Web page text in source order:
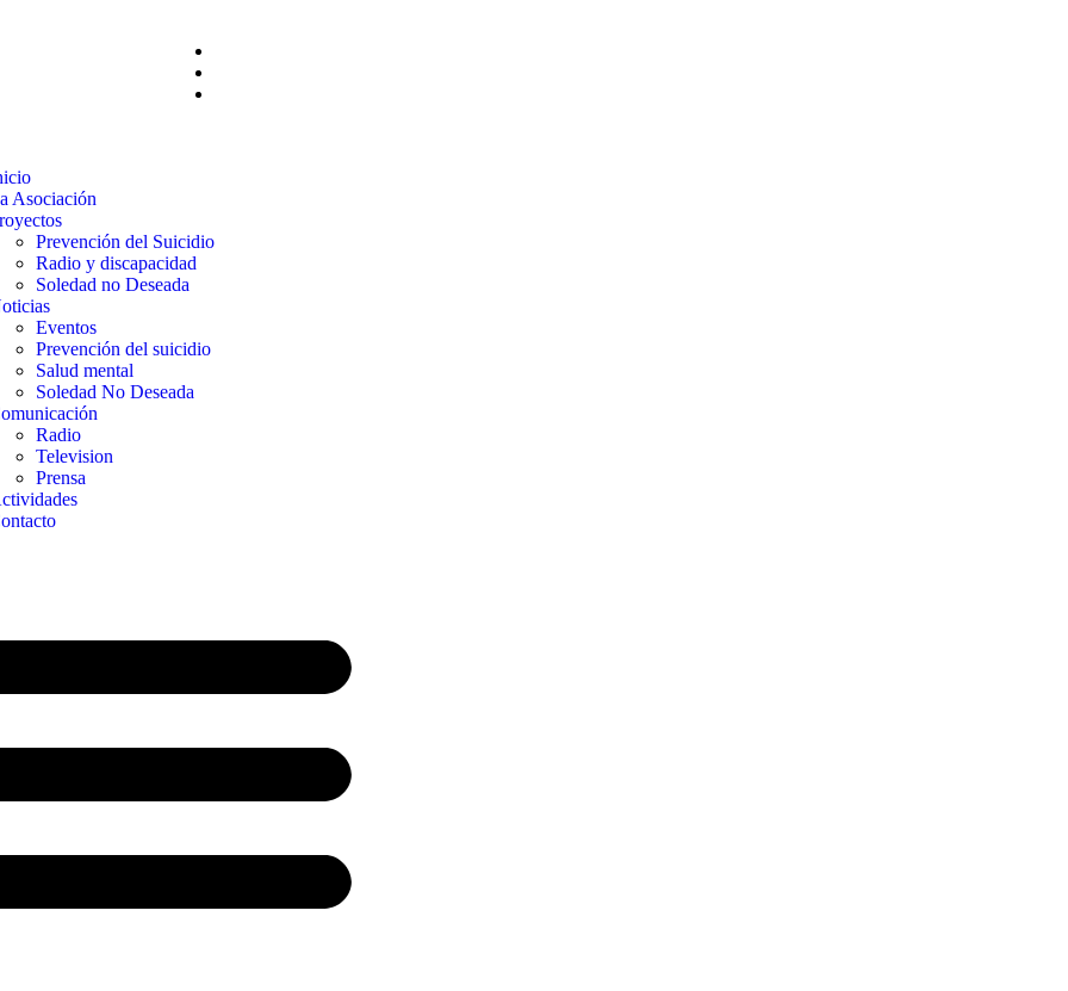
Asociación
Prevención del Suicidio
Radio y discapacidad
Soledad no Deseada
Eventos
Prevención del suicidio
Salud mental
Soledad No Deseada
Radio
Television
Prensa